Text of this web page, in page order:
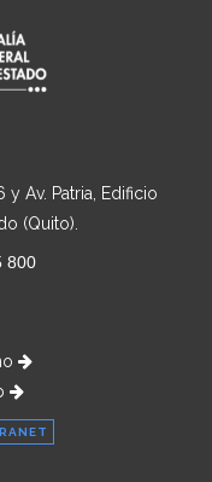
y Av. Patria, Edificio
(Quito).
800